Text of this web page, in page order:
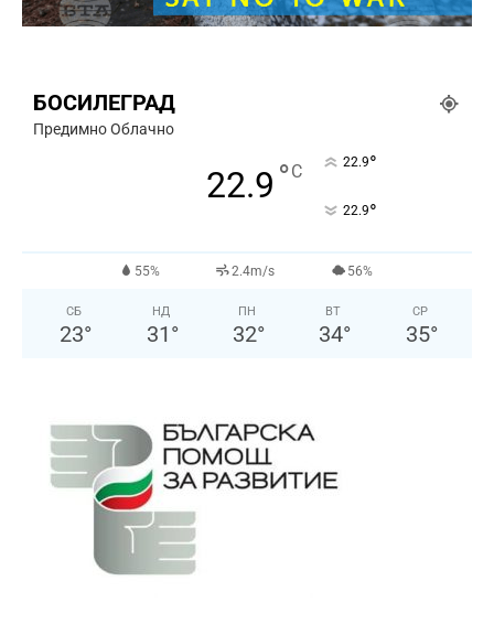
БОСИЛЕГРАД
Предимно Облачно
22.9 °C 22.9°
22.9°
55% 2.4m/s 56%
СБ
23°
НД
31 °
ПН
32°
ВТ
34°
СР
35°